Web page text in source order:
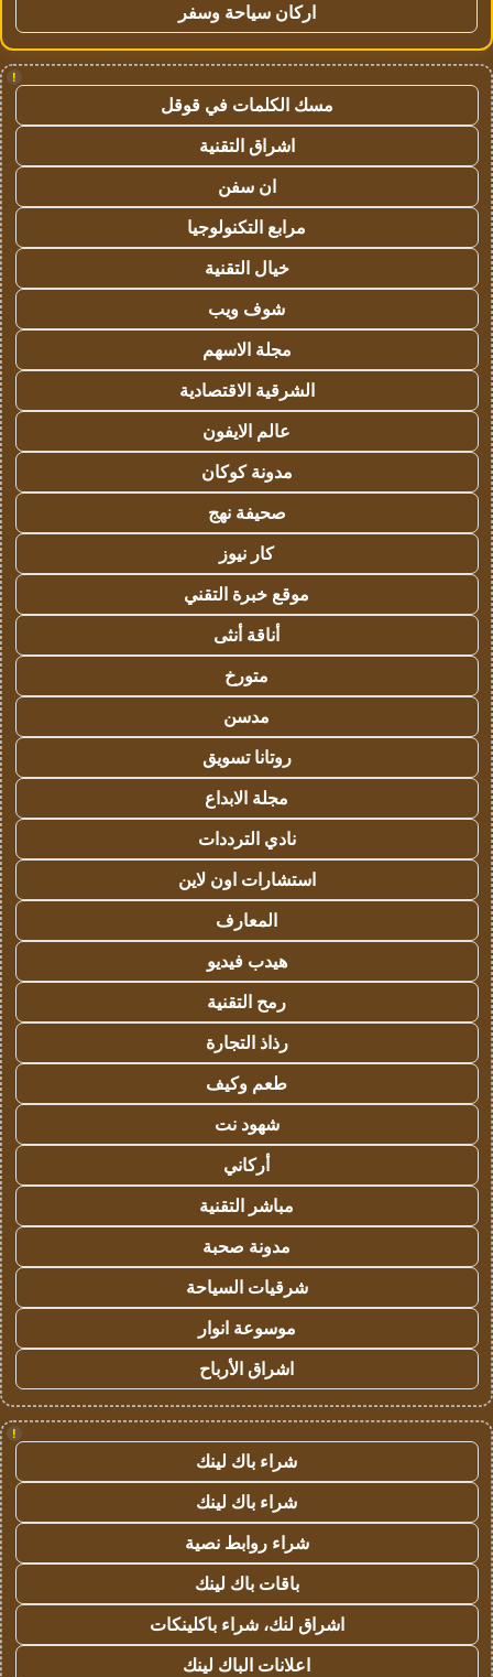
اركان سياحة وسفر
!
مسك الكلمات في قوقل
اشراق التقنية
ان سفن
مرابع التكنولوجيا
خيال التقنية
شوف ويب
مجلة الاسهم
الشرقية الاقتصادية
عالم الايفون
مدونة كوكان
صحيفة نهج
كار نيوز
موقع خبرة التقني
أناقة أنثى
متورخ
مدسن
روتانا تسويق
مجلة الابداع
نادي الترددات
استشارات اون لاين
المعارف
هيدب فيديو
رمح التقنية
رذاذ التجارة
طعم وكيف
شهود نت
أركاني
مباشر التقنية
مدونة صحبة
شرقيات السياحة
موسوعة انوار
اشراق الأرباح
!
شراء باك لينك
شراء باك لينك
شراء روابط نصية
باقات باك لينك
اشراق لنك، شراء باكلينكات
اعلانات الباك لينك